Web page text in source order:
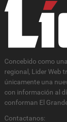
Concebido como
regional, Lider Web
únicamente una
con información al
conforman El
Contactanos: